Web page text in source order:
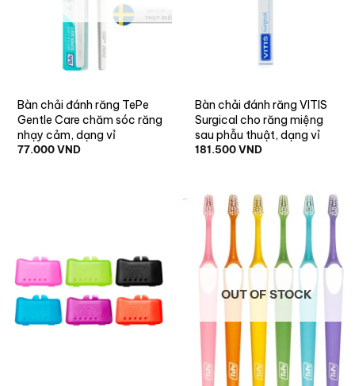
Bàn chải đánh răng TePe
Gentle Care chăm sóc răng
nhạy cảm, dạng vỉ
77.000VND
Bàn chải đánh răng VITIS
Surgical cho răng miệng
sau phẫu thuật, dạng vỉ
181.500VND
OUT OF STOCK